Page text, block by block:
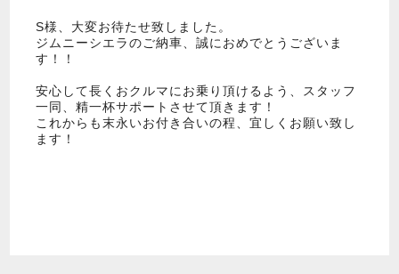
S様、大変お待たせ致しました。
ジムニーシエラのご納車、誠におめでとうございま
す！！
安心して長くおクルマにお乗り頂けるよう、スタッフ
一同、精一杯サポートさせて頂きます！
これからも末永いお付き合いの程、宜しくお願い致し
ます！